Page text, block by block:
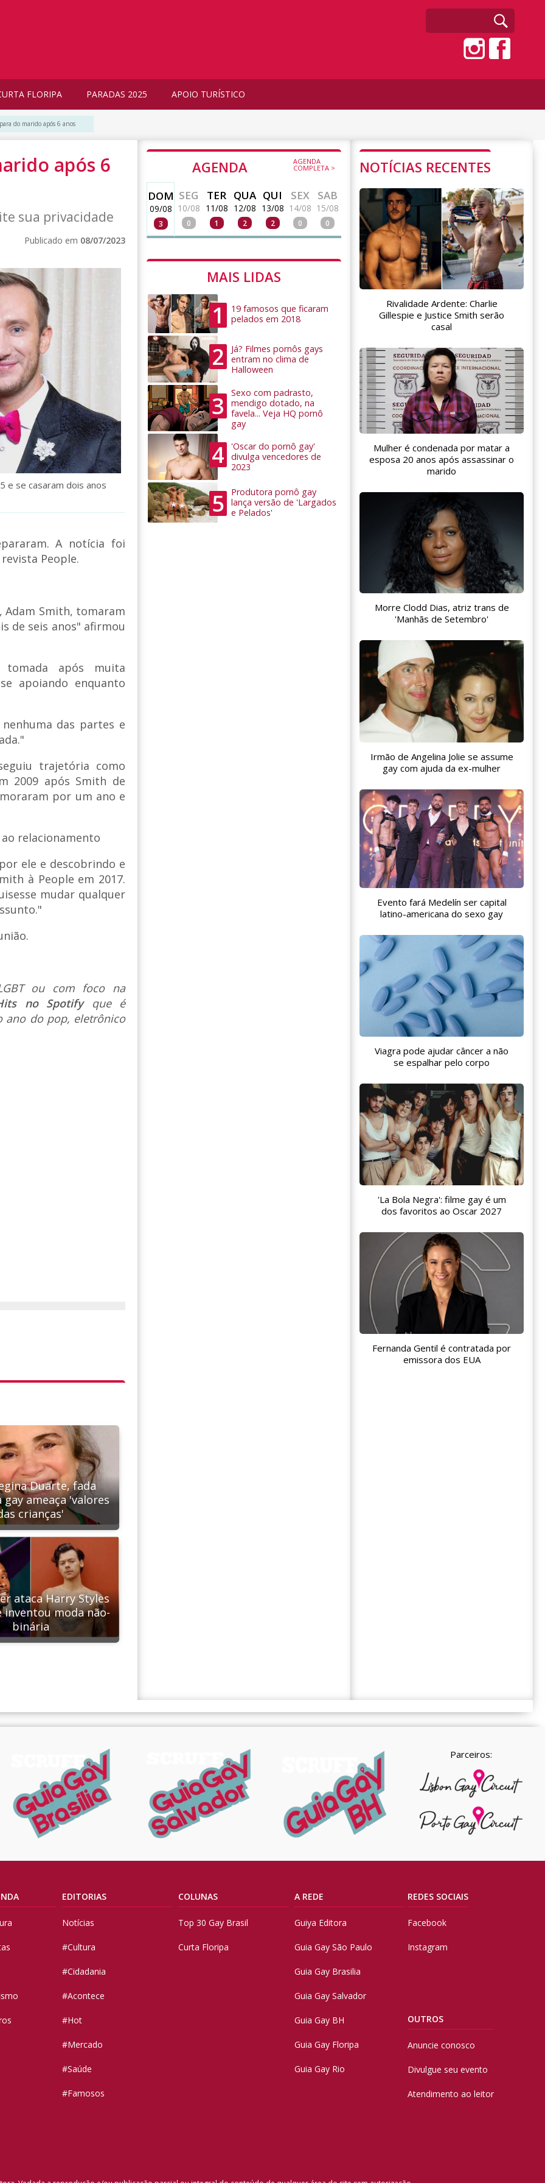
FLORIPA PARADAS 2025 APOIO TURÍSTICO
do marido após 6 anos
após 6
sua privacidade
Publicado em 08/07/2023
e se casaram dois anos
A notícia foi
People.
Adam Smith, tomaram
de seis anos" afirmou
após muita
apoiando enquanto
das partes e
trajetória como
2009 após Smith de
por um ano e
ao relacionamento
ele e descobrindo e
à People em 2017.
mudar qualquer
ou com foco na
no Spotify que é
ano do pop, eletrônico
Duarte, fada
ameaça 'valores
crianças'
ataca Harry Styles
inventou moda não-
binária
AGENDA AGENDA
COMPLETA >
DOM
09/08
3
SEG
10/08
0
TER
11/08
1
QUA
12/08
2
QUI
13/08
2
SEX
14/08
0
SAB
15/08
0
MAIS LIDAS
1
19 famosos que ficaram
pelados em 2018
2
Já? Filmes pornôs gays
entram no clima de
Halloween
3
Sexo com padrasto,
mendigo dotado, na
favela... Veja HQ pornô
gay
4
'Oscar do pornô gay'
divulga vencedores de
2023
5
Produtora pornô gay
lança versão de 'Largados
e Pelados'
NOTÍCIAS RECENTES
Rivalidade Ardente: Charlie
Gillespie e Justice Smith serão
casal
Mulher é condenada por matar a
esposa 20 anos após assassinar o
marido
Morre Clodd Dias, atriz trans de
'Manhãs de Setembro'
Irmão de Angelina Jolie se assume
gay com ajuda da ex-mulher
Evento fará Medelín ser capital
latino-americana do sexo gay
Viagra pode ajudar câncer a não
se espalhar pelo corpo
'La Bola Negra': filme gay é um
dos favoritos ao Oscar 2027
Fernanda Gentil é contratada por
emissora dos EUA
Parceiros:
EDITORIAS
Notícias
#Cultura
#Cidadania
#Acontece
#Hot
#Mercado
#Saúde
#Famosos
COLUNAS
Top 30 Gay Brasil
Curta Floripa
A REDE
Guiya Editora
Guia Gay São Paulo
Guia Gay Brasilia
Guia Gay Salvador
Guia Gay BH
Guia Gay Floripa
Guia Gay Rio
REDES SOCIAIS
Facebook
Instagram
OUTROS
Anuncie conosco
Divulgue seu evento
Atendimento ao leitor